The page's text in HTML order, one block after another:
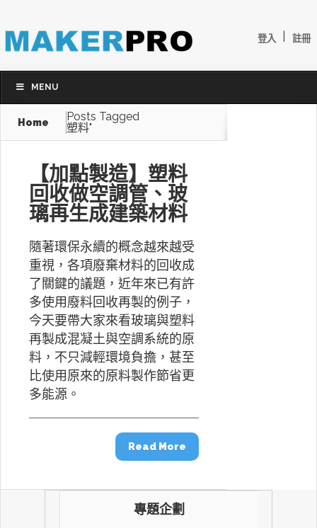
登入 註冊
MENU
Home
Posts Tagged
塑料"
【加點製造】塑料
回收做空調管、玻
璃再生成建築材料
隨著環保永續的概念越來越受
重視，各項廢棄材料的回收成
了關鍵的議題，近年來已有許
多使用廢料回收再製的例子，
今天要帶大家來看玻璃與塑料
再製成混凝土與空調系統的原
料，不只減輕環境負擔，甚至
比使用原來的原料製作節省更
多能源。
Read More
專題企劃